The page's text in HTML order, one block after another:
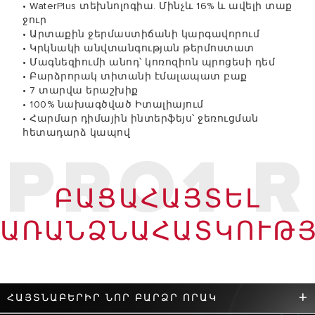
• WaterPlus տեխնոլոգիա. Մինչև 16% և ավելի տաք
ջուր
• Արտաքին ջերմաստիճանի կարգավորում
• Կրկնակի անվտանգության թերմոստատ
• Մագնեզիումի անոդ՝ կոռոզիոն պրոցեսի դեմ
• Բարձրորակ տիտանի էմալապատ բաք
• 7 տարվա երաշխիք
• 100% նախագծված Իտալիայում
• Հարմար դիմային ինտերֆեյս՝ ջեռուցման
հետադարձ կապով
PRO1 R
ԲԱՑԱՀԱՅՏԵԼ
ՀԱՅՏՆԱԲԵՐԻՐ ՆՈՐ ԲԱՐՁՐ ՈՐԱԿ